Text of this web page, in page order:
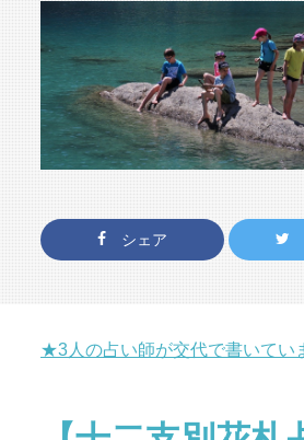
シェア
★3人の占い師が交代で書いてい